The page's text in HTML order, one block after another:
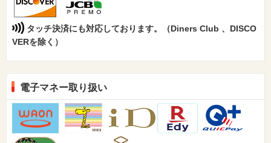
タッチ決済にも対応しております。（Diners Club 、DISCO
VERを除く）
電子マネー取り扱い